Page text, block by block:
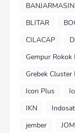
BANJARMASIN
BLITAR
CILACAP
Gempur Rokok
Grebek Cluster
Icon Plus
IKN
Indosat
jember